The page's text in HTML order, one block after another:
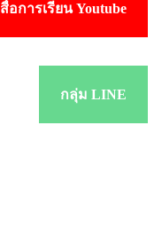
สื่อการเรียน Youtube
กลุ่ม LINE